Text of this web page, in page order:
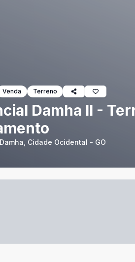
Venda Terreno
Damha II -
Cidade Ocidental - GO